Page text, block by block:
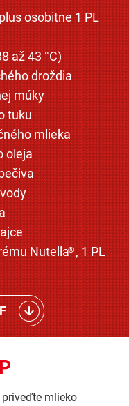
osobitne 1 PL
až 43 °C)
droždia
múky
tuku
mlieka
oleja
Nutella®, 1 PL
mlieko